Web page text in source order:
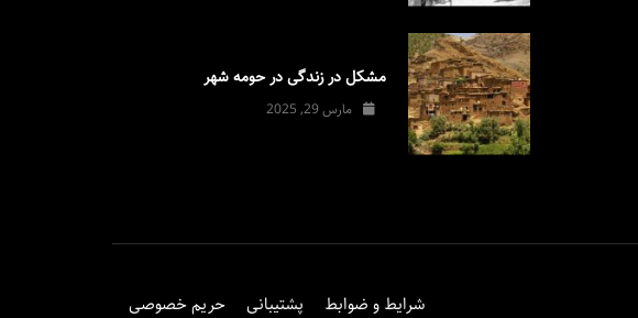
مشکل در زندگی در حومه شهر
مارس 29, 2025
شرایط و ضوابط پشتیبانی حریم خصوصی